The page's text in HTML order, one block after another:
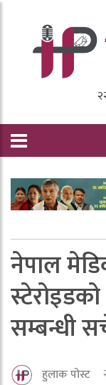
नेपाल
सम्बन्धी
हुलाक पोस्ट